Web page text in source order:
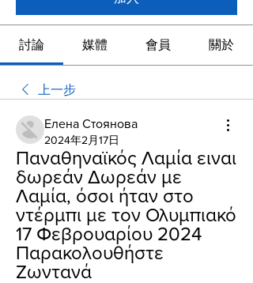
討論 媒體 會員 關於
上一步
Елена Стоянова
2024年2月17日
Παναθηναϊκός Λαμία ειναι
δωρεάν Δωρεάν με
Λαμία, όσοι ήταν στο
ντέρμπι με τον Ολυμπιακό
17 Φεβρουαρίου 2024
Παρακολουθήστε
Ζωντανά